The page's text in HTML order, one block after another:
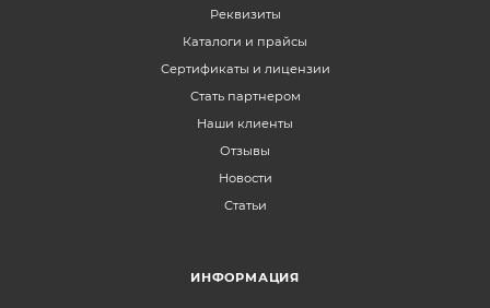
Реквизиты
Каталоги и прайсы
Сертификаты и лицензии
Стать партнером
Наши клиенты
Отзывы
Новости
Статьи
ИНФОРМАЦИЯ